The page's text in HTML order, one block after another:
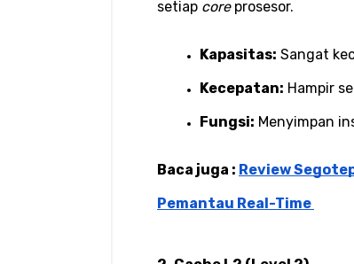
setiap core prosesor.
Kapasitas: Sangat
Kecepatan: Hampir
Fungsi: Menyimpan
Baca juga : Review
Pemantau Real-Time